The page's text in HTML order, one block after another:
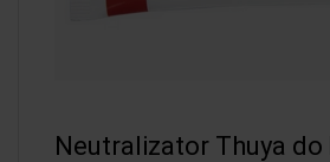
Neutralizator Thuya do